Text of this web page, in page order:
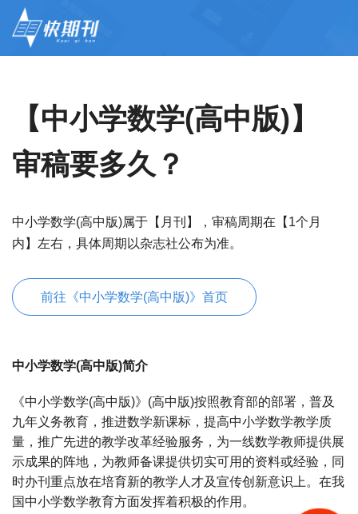
【中小学数学(高中版)】
审稿要多久？
中小学数学(高中版)属于【月刊】，审稿周期在【1个月
内】左右，具体周期以杂志社公布为准。
前往《中小学数学(高中版)》首页
中小学数学(高中版)简介
《中小学数学(高中版)》(高中版)按照教育部的部署，普及
九年义务教育，推进数学新课标，提高中小学数学教学质
量，推广先进的教学改革经验服务，为一线数学教师提供展
示成果的阵地，为教师备课提供切实可用的资料或经验，同
时办刊重点放在培育新的教学人才及宣传创新意识上。在我
国中小学数学教育方面发挥着积极的作用。